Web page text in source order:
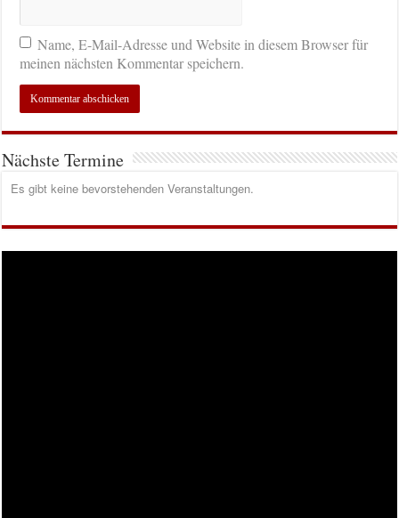
Name, E-Mail-Adresse und Website in diesem Browser für
meinen nächsten Kommentar speichern.
Nächste Termine
Es gibt keine bevorstehenden Veranstaltungen.